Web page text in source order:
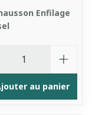
Enfilage
au panier